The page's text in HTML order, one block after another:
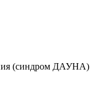
(синдром ДАУНА)